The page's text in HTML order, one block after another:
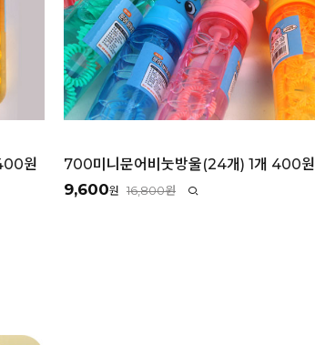
원 700미니문어비눗방울(24개) 1개 400원
9,600원 16,800원